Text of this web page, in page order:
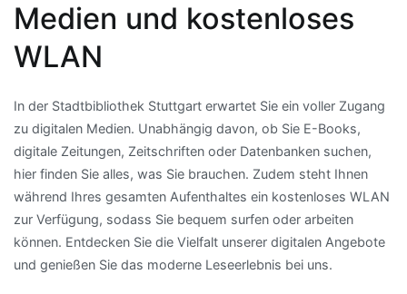
Medien und kostenloses
WLAN
In der Stadtbibliothek Stuttgart erwartet Sie ein voller Zugang
zu digitalen Medien. Unabhängig davon, ob Sie E-Books,
digitale Zeitungen, Zeitschriften oder Datenbanken suchen,
hier finden Sie alles, was Sie brauchen. Zudem steht Ihnen
während Ihres gesamten Aufenthaltes ein kostenloses WLAN
zur Verfügung, sodass Sie bequem surfen oder arbeiten
können. Entdecken Sie die Vielfalt unserer digitalen Angebote
und genießen Sie das moderne Leseerlebnis bei uns.